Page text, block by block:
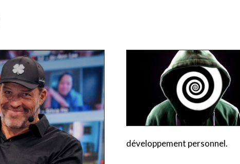
développement personnel.